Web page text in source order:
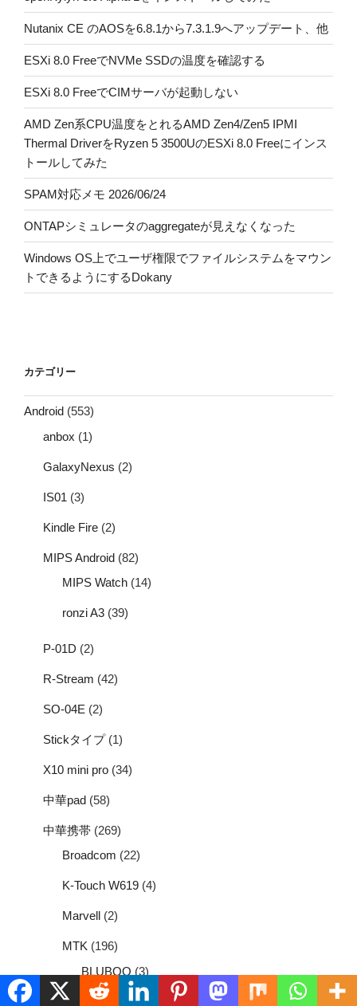
Nutanix CE のAOSを6.8.1から7.3.1.9へアップデート、他
ESXi 8.0 FreeでNVMe SSDの温度を確認する
ESXi 8.0 FreeでCIMサーバが起動しない
AMD Zen系CPU温度をとれるAMD Zen4/Zen5 IPMI
Thermal DriverをRyzen 5 3500UのESXi 8.0 Freeにインス
トールしてみた
SPAM対応メモ 2026/06/24
ONTAPシミュレータのaggregateが見えなくなった
Windows OS上でユーザ権限でファイルシステムをマウン
トできるようにするDokany
カテゴリー
Android (553)
anbox (1)
GalaxyNexus (2)
IS01 (3)
Kindle Fire (2)
MIPS Android (82)
MIPS Watch (14)
ronzi A3 (39)
P-01D (2)
R-Stream (42)
SO-04E (2)
Stickタイプ(1)
X10 mini pro (34)
中華pad (58)
中華携帯 (269)
Broadcom (22)
K-Touch W619 (4)
Marvell (2)
MTK (196)
BLUBOO (3)
Elephone(17)